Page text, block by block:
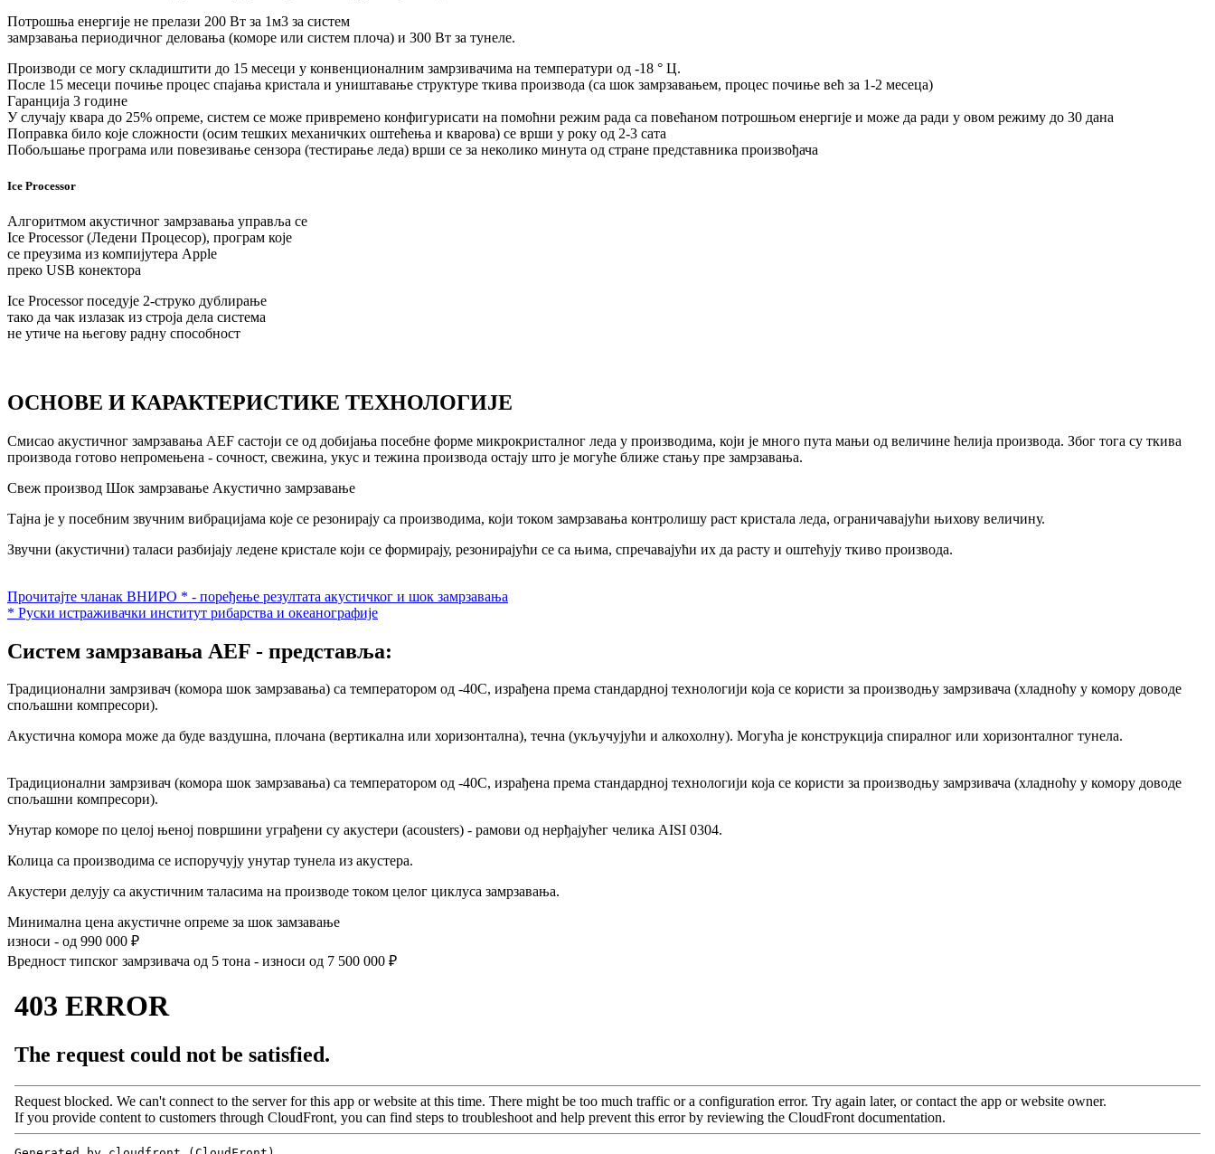
Потрошња енергије не прелази 200 Вт за 1м3 за систем
замрзавања периодичног деловања (коморе или систем плоча) и 300 Вт за тунеле.
Производи се могу складиштити до 15 месеци у конвенционалним замрзивачима на температури од -18 ° Ц.
После 15 месеци почиње процес спајања кристала и уништавање структуре ткива производа (са шок замрзавањем, процес почиње већ за 1-2 месеца)
Гаранција 3 године
У случају квара до 25% опреме, систем се може привремено конфигурисати на помоћни режим рада са повећаном потрошњом енергије и може да ради у овом режиму до 30 дана
Поправка било које сложности (осим тешких механичких оштећења и кварова) се врши у року од 2-3 сата
Побољшање програма или повезивање сензора (тестирање леда) врши се за неколико минута од стране представника произвођача
Ice Processor
Алгоритмом акустичног замрзавања управља се
Ice Processor (Ледени Процесор), програм које
се преузима из компијутера Apple
преко USB конектора
Ice Processor поседује 2-струко дублирање
тако да чак излазак из строја дела система
не утиче на његову радну способност
ОСНОВЕ И КАРАКТЕРИСТИКЕ ТЕХНОЛОГИЈЕ
Смисао акустичног замрзавања AEF састоји се од добијања посебне форме микрокристалног леда у производима, који је много пута мањи од величине ћелија производа. Због тога су ткива
производа готово непромењена - сочност, свежина, укус и тежина производа остају што је могуће ближе стању пре замрзавања.
Свеж производ Шок замрзавање Акустично замрзавање
Тајна је у посебним звучним вибрацијама које се резонирају са производима, који током замрзавања контролишу раст кристала леда, ограничавајући њихову величину.
Звучни (акустични) таласи разбијају ледене кристале који се формирају, резонирајући се са њима, спречавајући их да расту и оштећују ткиво производа.
Прочитајте чланак ВНИРО * - поређење резултата акустичког и шок замрзавања
* Руски истраживачки институт рибарства и океанографије
Систем замрзавања AEF - представља:
Традиционални замрзивач (комора шок замрзавања) са температором од -40С, израђена према стандардној технологији која се користи за производњу замрзивача (хладноћу у комору доводе
спољашни компресори).
Акустична комора може да буде ваздушна, плочана (вертикална или хоризонтална), течна (укључујући и алкохолну). Могућа је конструкција спиралног или хоризонталног тунела.
Традиционални замрзивач (комора шок замрзавања) са температором од -40С, израђена према стандардној технологији која се користи за производњу замрзивача (хладноћу у комору доводе
спољашни компресори).
Унутар коморе по целој њеној површини уграђени су акустери (acousters) - рамови од нерђајућег челика AISI 0304.
Колица са производима се испоручују унутар тунела из акустера.
Акустери делују са акустичним таласима на производе током целог циклуса замрзавања.
Минимална цена акустичне опреме за шок замзавање
износи - од 990 000 ₽
Вредност типског замрзивача од 5 тона - износи од 7 500 000 ₽